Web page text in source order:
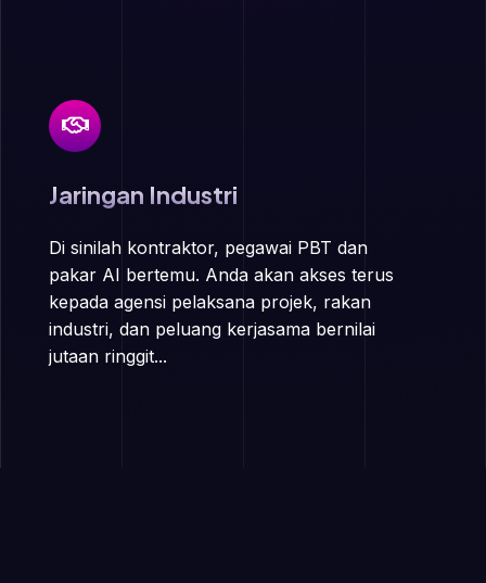
Jaringan Industri
Di sinilah kontraktor, pegawai PBT dan
pakar AI bertemu. Anda akan akses terus
kepada agensi pelaksana projek, rakan
industri, dan peluang kerjasama bernilai
jutaan ringgit...